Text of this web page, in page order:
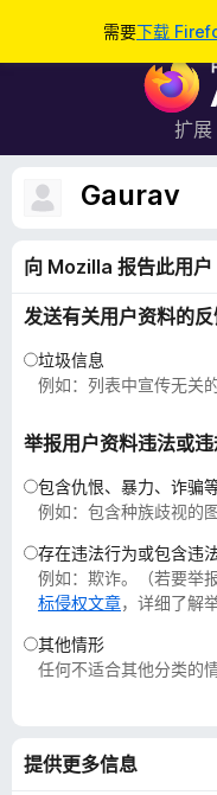
需要下载
扩展
Gaurav
向 Mozilla 报告此用户
发送有关用户资料的
垃圾信息
例如：列表中宣传无关
举报用户资料违法或
包含仇恨、暴力、诈骗
例如：包含种族歧视的图
存在违法行为或包含违
例如：欺诈。（若要举
标侵权文章，详细了解
其他情形
任何不适合其他分类的情
提供更多信息